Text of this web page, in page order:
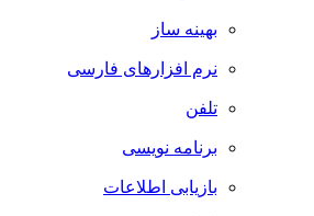
بهینه ساز
نرم افزارهای فارسی
تلفن
برنامه نویسی
بازیابی اطلاعات